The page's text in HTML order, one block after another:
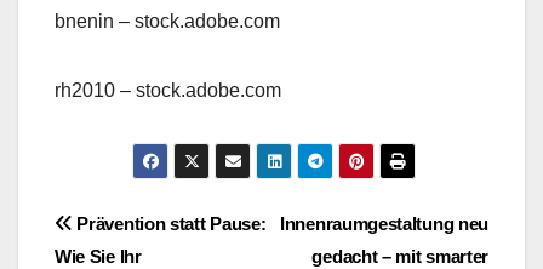
bnenin – stock.adobe.com
rh2010 – stock.adobe.com
BeitragsnavigationInnenraumgestaltung neu
gedacht – mit smarter
Prävention statt Pause:
Wie Sie Ihr